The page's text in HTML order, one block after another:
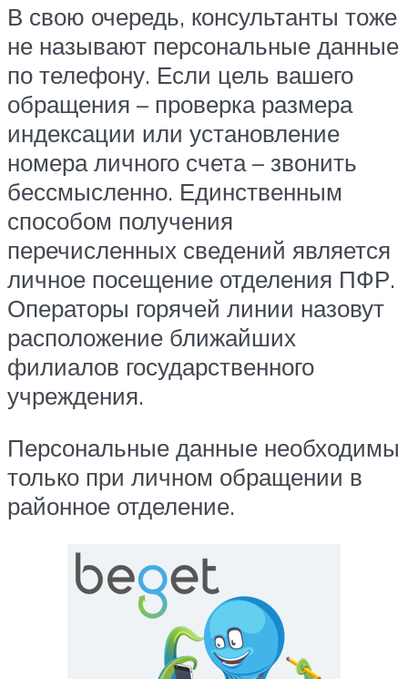
В свою очередь, консультанты тоже
не называют персональные данные
по телефону. Если цель вашего
обращения – проверка размера
индексации или установление
номера личного счета – звонить
бессмысленно. Единственным
способом получения
перечисленных сведений является
личное посещение отделения ПФР.
Операторы горячей линии назовут
расположение ближайших
филиалов государственного
учреждения.
Персональные данные необходимы
только при личном обращении в
районное отделение.